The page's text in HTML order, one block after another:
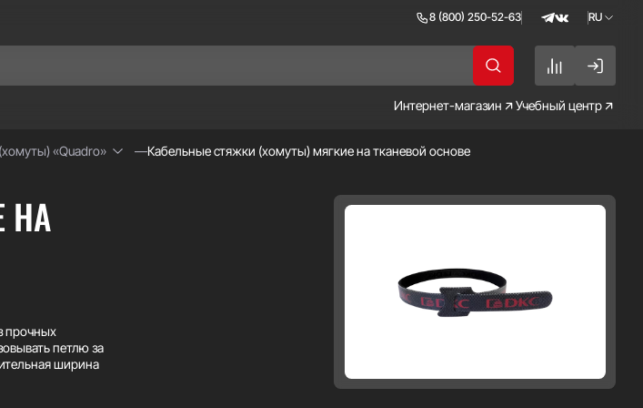
8 (800) 250-52-63 RU
RU
EN
Интернет-магазин Учебный центр
«Quadro» Кабельные стяжки (хомуты) мягкие на тканевой основе
НА
прочных
петлю за
ширина
замка